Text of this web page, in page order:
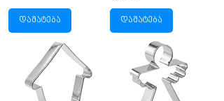
დამატება დამატება